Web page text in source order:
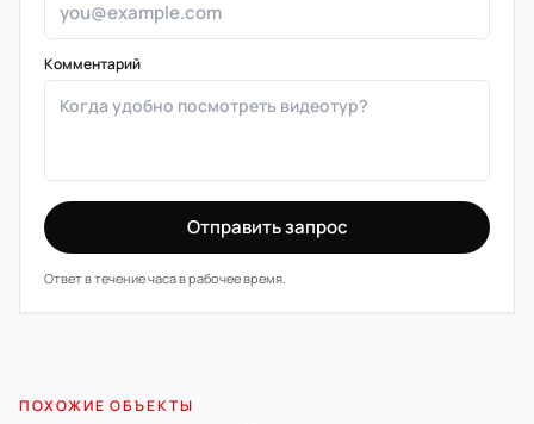
Комментарий
Отправить запрос
Ответ в течение часа в рабочее время.
ПОХОЖИЕ ОБЪЕКТЫ